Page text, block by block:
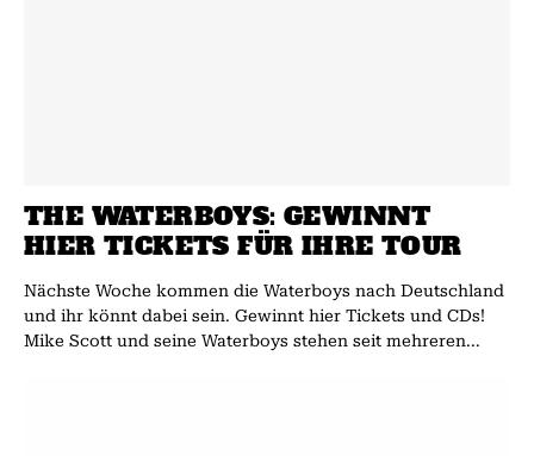
THE WATERBOYS: GEWINNT
HIER TICKETS FÜR IHRE TOUR
Nächste Woche kommen die Waterboys nach Deutschland
und ihr könnt dabei sein. Gewinnt hier Tickets und CDs!
Mike Scott und seine Waterboys stehen seit mehreren...